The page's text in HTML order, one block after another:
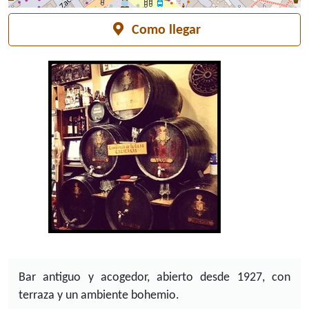
Durante todo el2022 bodegas castanedanos informa
que elaboran comidas durante toda la semana y
también cenas.
Como llegar
Bar antiguo y acogedor, abierto desde 1927, con
terraza y un ambiente bohemio.